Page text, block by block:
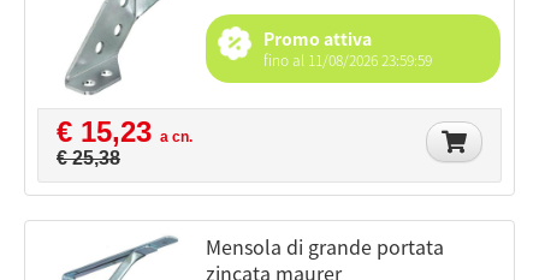
Promo attiva
fino al 11/08/2026 23:59:59
€ 15,23 a cn.
€ 25,38
mensola di grande portata
zincata maurer